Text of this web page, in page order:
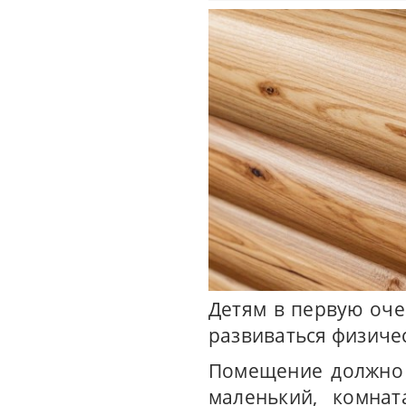
Детям в первую
развиваться
Помещение
маленький,